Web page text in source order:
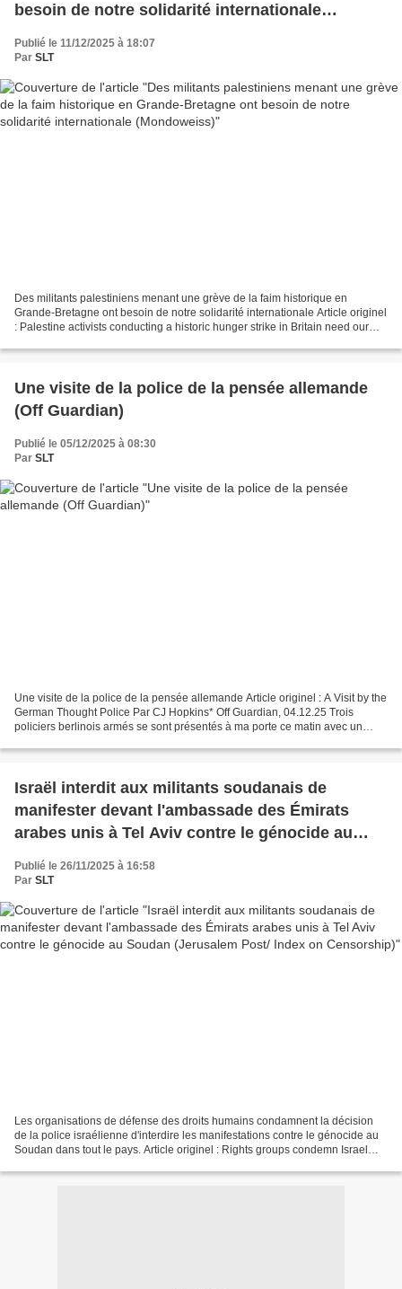
besoin de notre solidarité internationale
(Mondoweiss)
Publié le 11/12/2025 à 18:07
Par SLT
Des militants palestiniens menant une grève de la faim historique en
Grande-Bretagne ont besoin de notre solidarité internationale Article originel
: Palestine activists conducting a historic hunger strike in Britain need our
Une visite de la police de la pensée allemande
(Off Guardian)
Publié le 05/12/2025 à 08:30
Par SLT
Une visite de la police de la pensée allemande Article originel : A Visit by the
German Thought Police Par CJ Hopkins* Off Guardian, 04.12.25 Trois
policiers berlinois armés se sont présentés à ma porte ce matin avec un
Israël interdit aux militants soudanais de
manifester devant l'ambassade des Émirats
arabes unis à Tel Aviv contre le génocide au
Soudan (Jerusalem Post/ Index on Censorship)
Publié le 26/11/2025 à 16:58
Par SLT
Les organisations de défense des droits humains condamnent la décision
de la police israélienne d'interdire les manifestations contre le génocide au
Soudan dans tout le pays. Article originel : Rights groups condemn Israel